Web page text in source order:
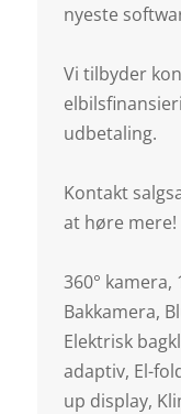
nyeste
Vi tilbyder
udbetaling.
Kontakt
at høre mere!
360°
Bakkamera,
Elektrisk
adaptiv, El-
up display,